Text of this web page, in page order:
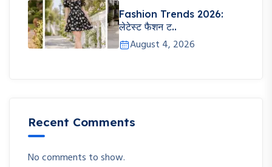
Fashion Trends 2026:
लेटेस्ट फैशन ट..
August 4, 2026
Recent Comments
No comments to show.